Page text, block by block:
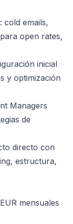
cold emails,
open rates,
inicial
y optimización
Managers
de
directo con
estructura,
mensuales